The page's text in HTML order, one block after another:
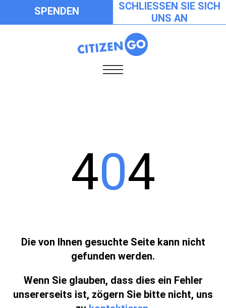
SPENDEN
SCHLIESSEN SIE SICH
UNS AN
404
Die von Ihnen gesuchte Seite kann nicht
gefunden werden.
Wenn Sie glauben, dass dies ein Fehler
unsererseits ist, zögern Sie bitte nicht, uns